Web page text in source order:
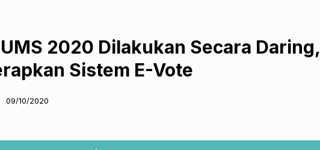
2020 Dilakukan Secara Daring,
Sistem E-Vote
09/10/2020